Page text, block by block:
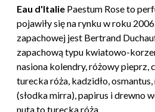
Eau d'Italie Paestum Rose to
pojawiły się na rynku w roku
zapachowej jest Bertrand
zapachową typu kwiatowo-
nasiona kolendry, różowy pieprz,
turecka róża, kadzidło,
(słodka mirra), papirus i drewno
nuta to turecka róża.